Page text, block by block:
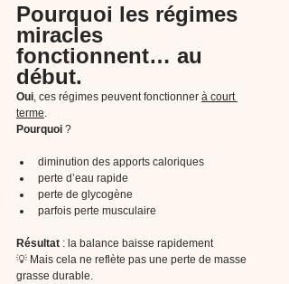
Pourquoi les régimes
miracles
fonctionnent… au
début.
Oui , ces régimes peuvent fonctionner à court
terme
Pourquoi ?
diminution des apports caloriques
perte d’eau rapide
perte de glycogène
parfois perte musculaire
Résultat : la balance baisse rapidement
💡 Mais cela ne reflète pas une perte de masse
grasse durable.